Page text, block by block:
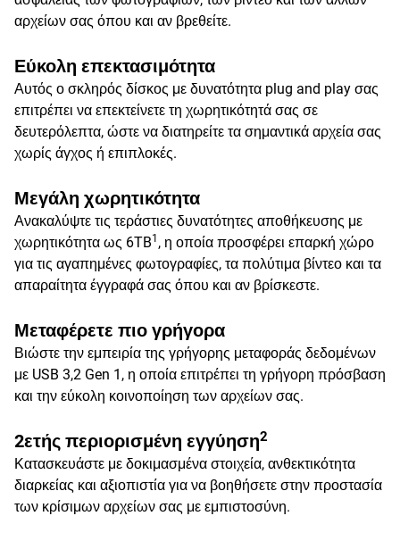
αρχείων σας όπου και αν βρεθείτε.
Εύκολη επεκτασιμότητα
Αυτός ο σκληρός δίσκος με δυνατότητα plug and play σας
επιτρέπει να επεκτείνετε τη χωρητικότητά σας σε
δευτερόλεπτα, ώστε να διατηρείτε τα σημαντικά αρχεία σας
χωρίς άγχος ή επιπλοκές.
Μεγάλη χωρητικότητα
Ανακαλύψτε τις τεράστιες δυνατότητες αποθήκευσης με
χωρητικότητα ως 6TB1 , η οποία προσφέρει επαρκή χώρο
για τις αγαπημένες φωτογραφίες, τα πολύτιμα βίντεο και τα
απαραίτητα έγγραφά σας όπου και αν βρίσκεστε.
Μεταφέρετε πιο γρήγορα
Βιώστε την εμπειρία της γρήγορης μεταφοράς δεδομένων
με USB 3,2 Gen 1, η οποία επιτρέπει τη γρήγορη πρόσβαση
και την εύκολη κοινοποίηση των αρχείων σας.
2ετής περιορισμένη εγγύηση2
Κατασκευάστε με δοκιμασμένα στοιχεία, ανθεκτικότητα
διαρκείας και αξιοπιστία για να βοηθήσετε στην προστασία
των κρίσιμων αρχείων σας με εμπιστοσύνη.